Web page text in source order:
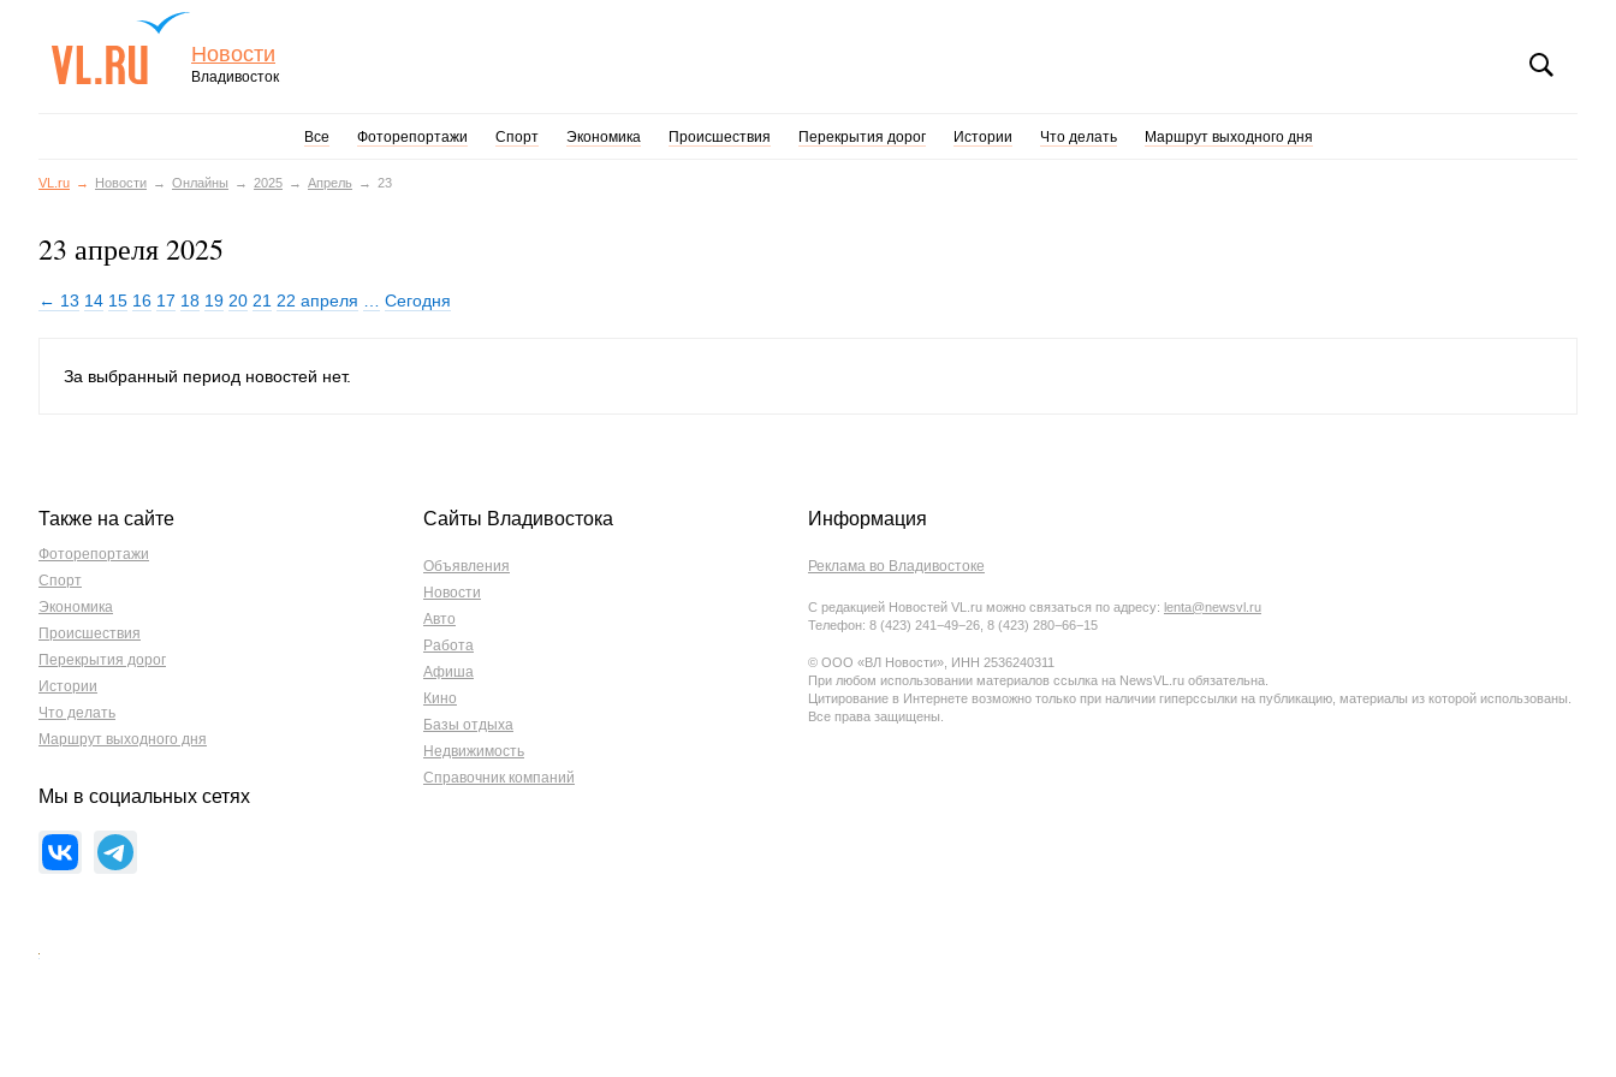
Новости
Владивосток
Все Фоторепортажи Спорт Экономика Происшествия Перекрытия дорог Истории Что делать Маршрут выходного дня
VL.ru Новости Онлайны 2025 Апрель 23
23 апреля 2025
← 13 14 15 16 17 18 19 20 21 22 апреля Сегодня
За выбранный период новостей нет.
Также на сайте
Фоторепортажи
Спорт
Экономика
Происшествия
Перекрытия дорог
Истории
Что делать
Маршрут выходного дня
Мы в социальных сетях
Сайты Владивостока
Объявления
Новости
Авто
Работа
Афиша
Кино
Базы отдыха
Недвижимость
Справочник компаний
Информация
Реклама во Владивостоке
С редакцией Новостей VL.ru можно связаться по адресу: lenta@newsvl.ru
Телефон: 8 (423) 241−49−26, 8 (423) 280−66−15
© ООО «ВЛ Новости», ИНН 2536240311
При любом использовании материалов ссылка на NewsVL.ru обязательна.
Цитирование в Интернете возможно только при наличии гиперссылки на публикацию, материалы из которой использованы.
Все права защищены.